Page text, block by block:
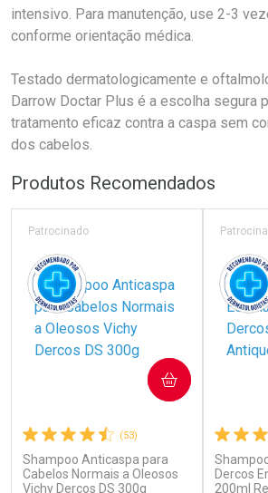
intensivo. Para manutenção, use 2-3
conforme orientação médica.
Testado dermatologicamente e
Darrow Doctar Plus é a escolha segura
tratamento eficaz contra a caspa sem
dos cabelos.
Produtos Recomendados
(53)
Shampoo Anticaspa para
Cabelos Normais a Oleosos
Vichy Dercos DS 300g
Patrocinado
COMPRAR
Dercos
200ml